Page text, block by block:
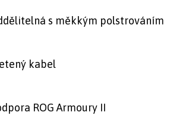
s měkkým polstrováním
kabel
ROG Armoury II